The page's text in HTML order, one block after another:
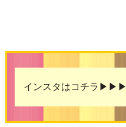
インスタはコチラ▶▶▶